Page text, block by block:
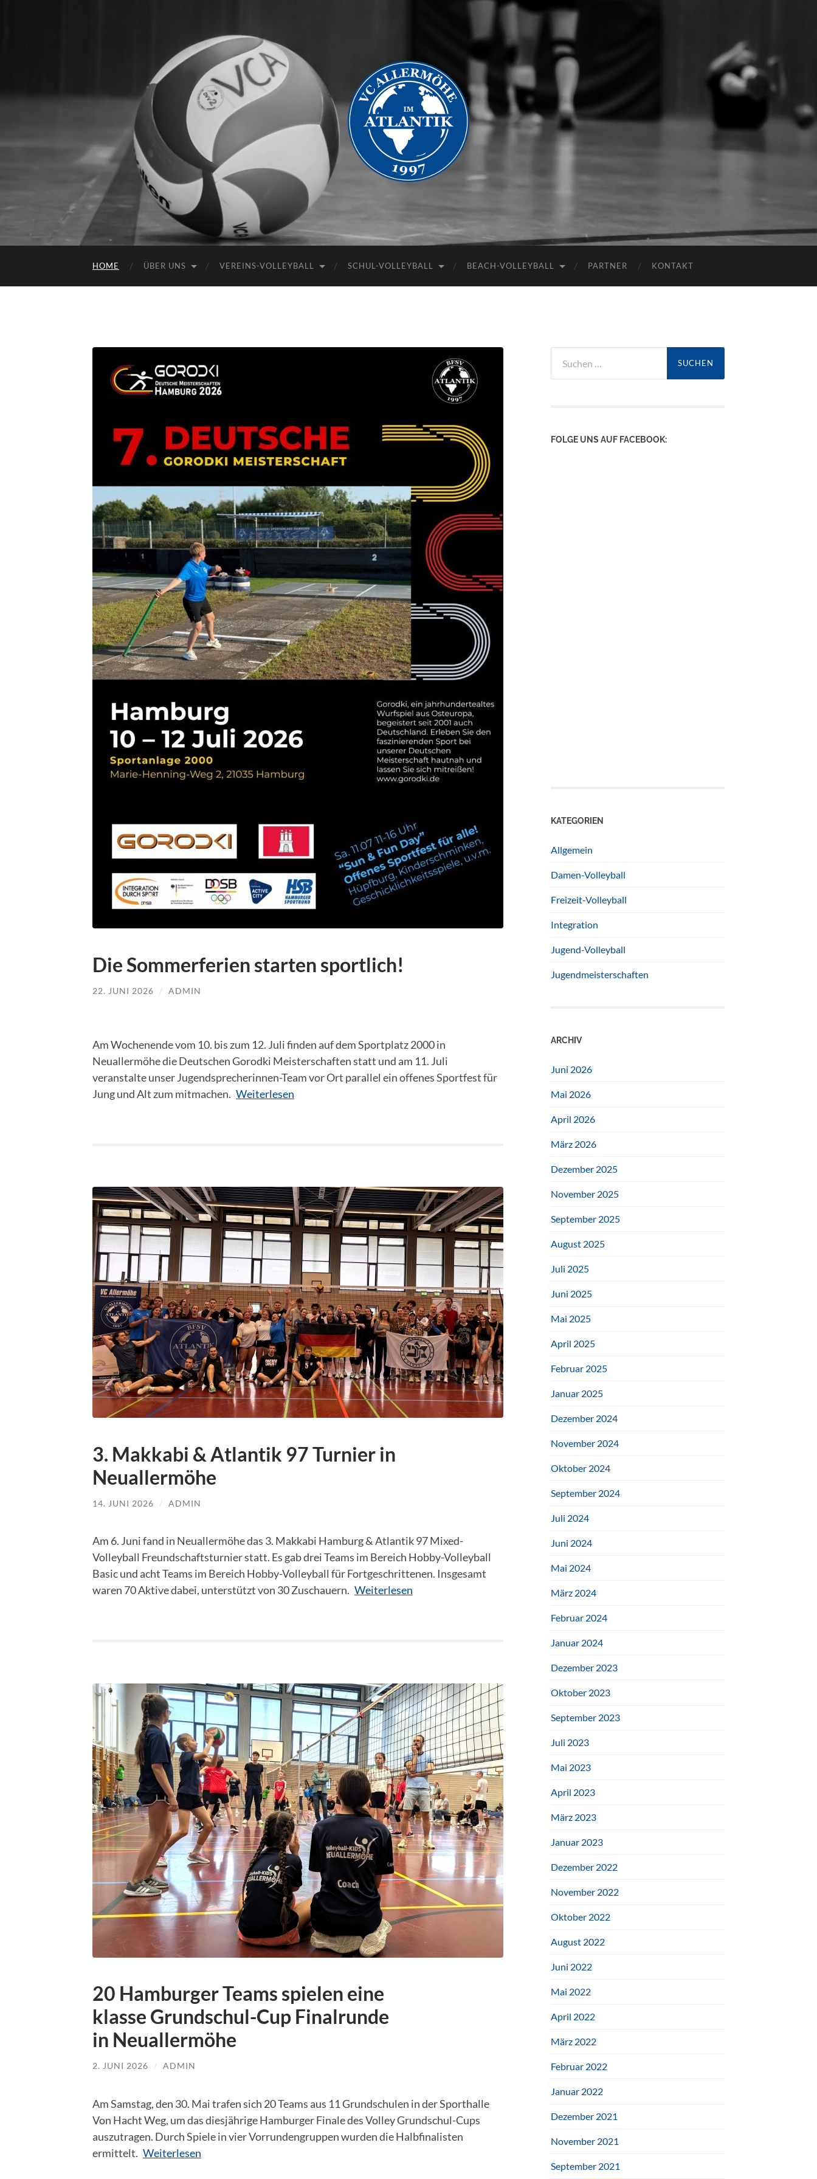
Allermöhe
HOME ÜBER UNS VEREINS-VOLLEYBALL SCHUL-VOLLEYBALL BEACH-VOLLEYBALL PARTNER KONTAKT
Die Sommerferien starten sportlich!
22. JUNI 2026 / ADMIN
Am Wochenende vom 10. bis zum 12. Juli finden auf dem Sportplatz 2000 in
Neuallermöhe die Deutschen Gorodki Meisterschaften statt und am 11. Juli
veranstalte unser Jugendsprecherinnen-Team vor Ort parallel ein offenes Sportfest für
Jung und Alt zum mitmachen. Weiterlesen
3. Makkabi & Atlantik 97 Turnier in
Neuallermöhe
14. JUNI 2026 / ADMIN
Am 6. Juni fand in Neuallermöhe das 3. Makkabi Hamburg & Atlantik 97 Mixed-
Volleyball Freundschaftsturnier statt. Es gab drei Teams im Bereich Hobby-Volleyball
Basic und acht Teams im Bereich Hobby-Volleyball für Fortgeschrittenen. Insgesamt
waren 70 Aktive dabei, unterstützt von 30 Zuschauern. Weiterlesen
20 Hamburger Teams ​spielen eine
klasse Grundschul-Cup Final​runde
in Neuallermöhe
2. JUNI 2026 / ADMIN
Am Samstag, den 30. Mai trafen sich 20 Teams aus 11 Grundschulen​ in der Sporthalle
Von Hacht Weg, um das diesjährige Hamburger Finale des Volley Grundschul-Cups
auszutragen. Durch Spiele in vier Vorrundengruppen wurden die Halbfinalisten
ermittelt. Weiterlesen
nach:
FOLGE UNS AUF FACEBOOK:
KATEGORIEN
Allgemein
Damen-Volleyball
Freizeit-Volleyball
Integration
Jugend-Volleyball
Jugendmeisterschaften
ARCHIV
Juni 2026
Mai 2026
April 2026
März 2026
Dezember 2025
November 2025
September 2025
August 2025
Juli 2025
Juni 2025
Mai 2025
April 2025
Februar 2025
Januar 2025
Dezember 2024
November 2024
Oktober 2024
September 2024
Juli 2024
Juni 2024
Mai 2024
März 2024
Februar 2024
Januar 2024
Dezember 2023
Oktober 2023
September 2023
Juli 2023
Mai 2023
April 2023
März 2023
Januar 2023
Dezember 2022
November 2022
Oktober 2022
August 2022
Juni 2022
Mai 2022
April 2022
März 2022
Februar 2022
Januar 2022
Dezember 2021
November 2021
September 2021